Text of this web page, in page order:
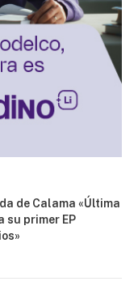
de Calama «Última
su primer EP